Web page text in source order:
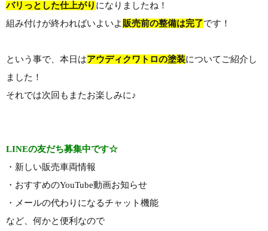
バリっとした仕上がり になりましたね！
組み付けが終わればいよいよ 販売前の整備は完了です！
という事で、本日はアウディクワトロの塗装についてご紹介し
ました！
それでは次回もまたお楽しみに♪
LINEの友だち募集中です☆
・新しい販売車両情報
・おすすめのYouTube動画お知らせ
・メールの代わりになるチャット機能
など、何かと便利なので